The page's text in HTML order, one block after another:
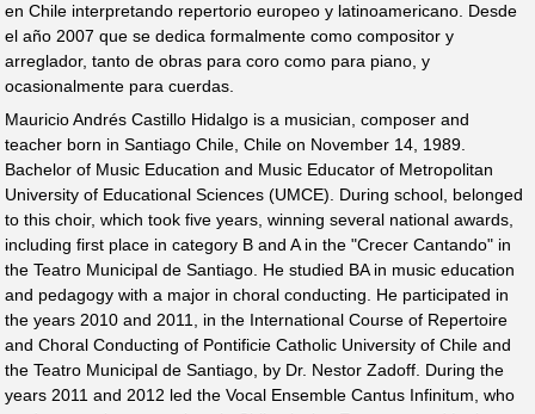
en Chile interpretando repertorio europeo y latinoamericano. Desde
el año 2007 que se dedica formalmente como compositor y
arreglador, tanto de obras para coro como para piano, y
ocasionalmente para cuerdas.
Mauricio Andrés Castillo Hidalgo is a musician, composer and
teacher born in Santiago Chile, Chile on November 14, 1989.
Bachelor of Music Education and Music Educator of Metropolitan
University of Educational Sciences (UMCE). During school, belonged
to this choir, which took five years, winning several national awards,
including first place in category B and A in the "Crecer Cantando" in
the Teatro Municipal de Santiago. He studied BA in music education
and pedagogy with a major in choral conducting. He participated in
the years 2010 and 2011, in the International Course of Repertoire
and Choral Conducting of Pontificie Catholic University of Chile and
the Teatro Municipal de Santiago, by Dr. Nestor Zadoff. During the
years 2011 and 2012 led the Vocal Ensemble Cantus Infinitum, who